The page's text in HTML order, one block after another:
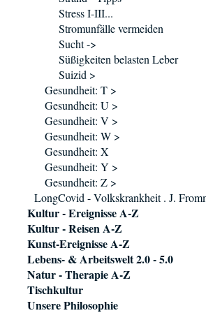
Stress I-III...
Stromunfälle vermeiden
Sucht ->
Süßigkeiten belasten Leber
Suizid >
Gesundheit: T >
Gesundheit: U >
Gesundheit: V >
Gesundheit: W >
Gesundheit: X
Gesundheit: Y >
Gesundheit: Z >
LongCovid - Volkskrankheit . J.
Kultur - Ereignisse A-Z
Kultur - Reisen A-Z
Kunst-Ereignisse A-Z
Lebens- & Arbeitswelt 2.0 - 5.0
Natur - Therapie A-Z
Tischkultur
Unsere Philosophie